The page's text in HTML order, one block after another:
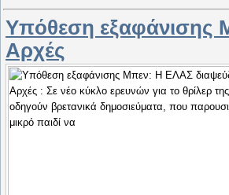
Υπόθεση εξαφάνισης
Αρχές